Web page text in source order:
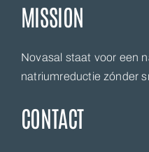
MISSION
Novasal staat voor een
natriumreductie zónder
CONTACT